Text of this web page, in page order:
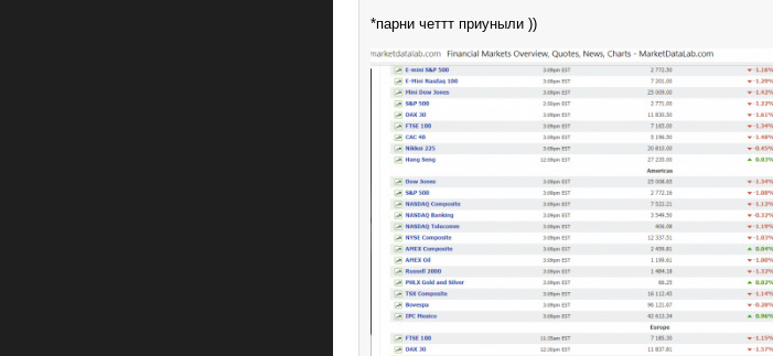
*парни четтт приуныли ))